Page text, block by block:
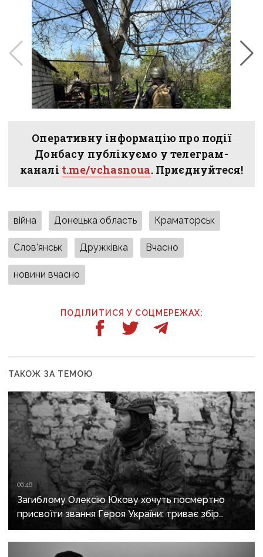
Оперативну інформацію про події
Донбасу публікуємо у телеграм-
каналі t.me/vchasnoua. Приєднуйтеся!
війна Донецька область Краматорськ
Слов'янськ Дружківка Вчасно
новини вчасно
ПОДІЛИТИСЯ У СОЦМЕРЕЖАХ:
ТАКОЖ ЗА ТЕМОЮ
06:48
Загиблому Олексію Юкову хочуть посмертно
присвоїти звання Героя України: триває збір
підписів